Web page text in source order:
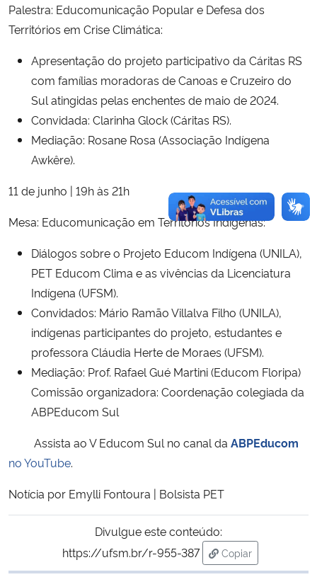
Palestra: Educomunicação Popular e Defesa dos
Territórios em Crise Climática:
Apresentação do projeto participativo da Cáritas RS
com famílias moradoras de Canoas e Cruzeiro do
Sul atingidas pelas enchentes de maio de 2024.
Convidada: Clarinha Glock (Cáritas RS).
Mediação: Rosane Rosa (Associação Indígena
Awkêre).
11 de junho | 19h às 21h
Mesa: Educomunicação em Territórios Indígenas:
Diálogos sobre o Projeto Educom Indígena (UNILA),
PET Educom Clima e as vivências da Licenciatura
Indígena (UFSM).
Convidados: Mário Ramão Villalva Filho (UNILA),
indígenas participantes do projeto, estudantes e
professora Cláudia Herte de Moraes (UFSM).
Mediação: Prof. Rafael Gué Martini (Educom Floripa)
Comissão organizadora: Coordenação colegiada da
ABPEducom Sul
Assista ao V Educom Sul no canal da ABPEducom
no YouTube.
Notícia por Emylli Fontoura | Bolsista PET
Divulgue este conteúdo:
https://ufsm.br/r-955-387
Copiar
para área de